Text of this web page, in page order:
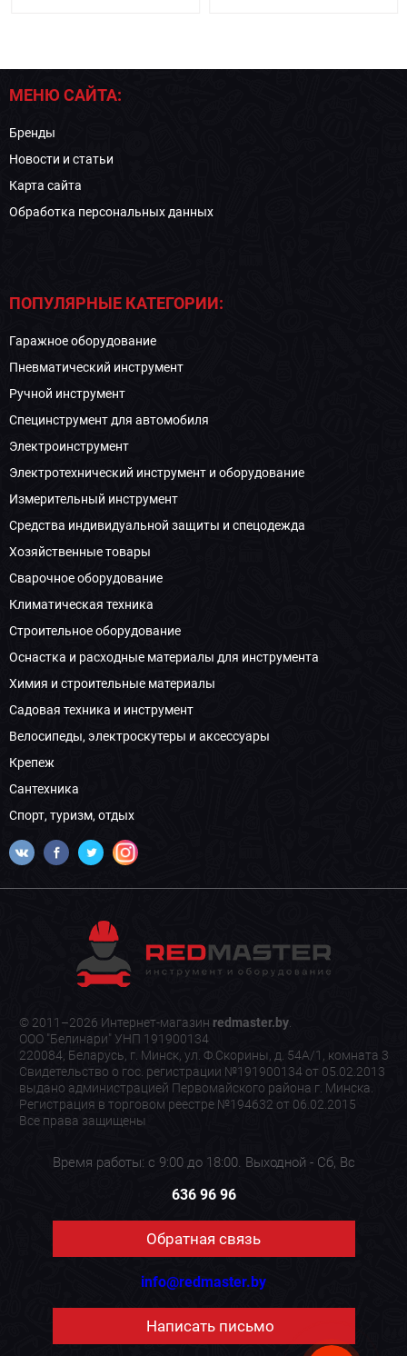
МЕНЮ САЙТА:
Бренды
Новости и статьи
Карта сайта
Обработка персональных данных
ПОПУЛЯРНЫЕ КАТЕГОРИИ:
Гаражное оборудование
Пневматический инструмент
Ручной инструмент
Специнструмент для автомобиля
Электроинструмент
Электротехнический инструмент и оборудование
Измерительный инструмент
Средства индивидуальной защиты и спецодежда
Хозяйственные товары
Сварочное оборудование
Климатическая техника
Строительное оборудование
Оснастка и расходные материалы для инструмента
Химия и строительные материалы
Садовая техника и инструмент
Велосипеды, электроскутеры и аксессуары
Крепеж
Сантехника
Спорт, туризм, отдых
© 2011–2026 Интернет-магазин redmaster.by.
ООО "Белинари" УНП 191900134
220084, Беларусь, г. Минск, ул. Ф.Скорины, д. 54А/1, комната 3
Свидетельство о гос. регистрации №191900134 от 05.02.2013
выдано администрацией Первомайского района г. Минска.
Регистрация в торговом реестре №194632 от 06.02.2015
Все права защищены
Время работы: с 9:00 до 18:00. Выходной - Сб, Вс
636 96 96
Обратная связь
info@redmaster.by
Написать письмо